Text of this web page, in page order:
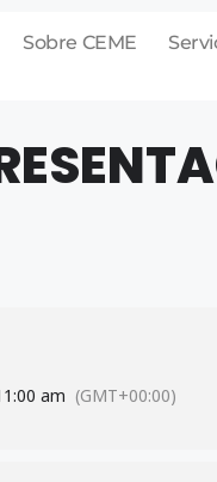
Sobre CEME
am (GMT+00:00)